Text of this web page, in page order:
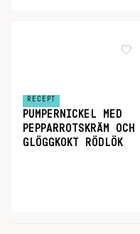
RECEPT
PUMPERNICKEL MED
PEPPARROTSKRÄM OCH
GLÖGGKOKT RÖDLÖK